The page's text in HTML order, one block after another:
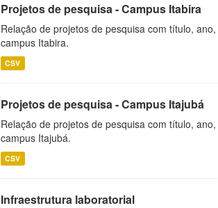
Projetos de pesquisa - Campus Itabira
Relação de projetos de pesquisa com título,
campus Itabira.
CSV
Projetos de pesquisa - Campus Itajubá
Relação de projetos de pesquisa com título,
campus Itajubá.
CSV
Infraestrutura laboratorial